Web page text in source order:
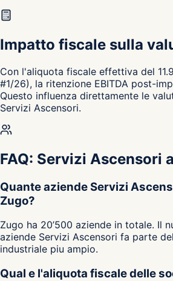
Impatto fiscale sulla
Con l'aliquota fiscale effettiva del
#1/26), la ritenzione EBITDA post-
Questo influenza direttamente le
Servizi Ascensori.
FAQ: Servizi Ascensori
Quante aziende Servizi
Zugo?
Zugo ha 20’500 aziende in totale. Il
aziende Servizi Ascensori fa parte
industriale piu ampio.
Qual e l'aliquota fiscale delle